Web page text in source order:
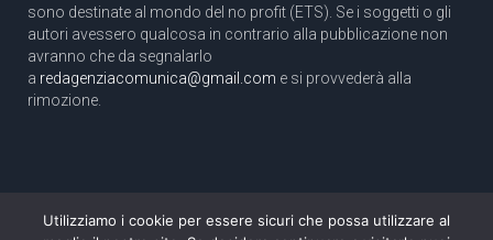
sono destinate al mondo del no profit (ETS). Se i soggetti o gli
autori avessero qualcosa in contrario alla pubblicazione non
avranno che da segnalarlo
a redagenziacomunica@gmail.com e si provvederà alla
rimozione.
Copyright 2003 com.unica - Tutti i diritti riservati
Utilizziamo i cookie per essere sicuri che possa utilizzare al